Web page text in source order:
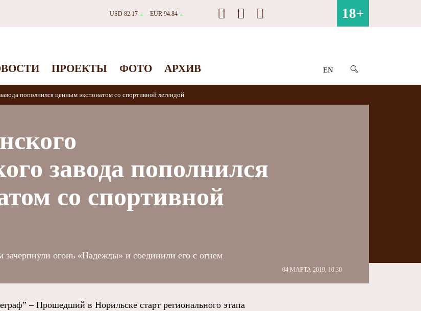
USD 82.17 ▲ EUR 94.84 ▲ 18+
ПРОЕКТЫ ФОТО АРХИВ EN
пополнился ценным экспонатом со спортивной легендой
завода пополнился
со спортивной
04 МАРТА 2019, 10:30
огонь «Надежды» и соединили его с огнем
– Прошедший в Норильске старт регионального этапа